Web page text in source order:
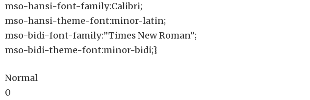
mso-hansi-font-family:Calibri;
mso-hansi-theme-font:minor-latin;
mso-bidi-font-family:”Times New Roman”;
mso-bidi-theme-font:minor-bidi;}
Normal
0